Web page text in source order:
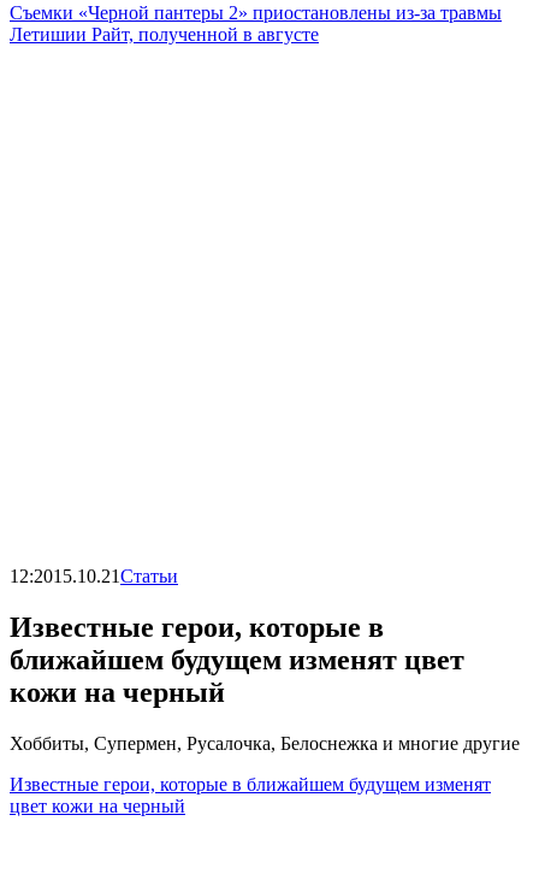
Съемки «Черной пантеры 2» приостановлены из-за травмы
Летишии Райт, полученной в августе
12:2015.10.21Статьи
Известные герои, которые в
ближайшем будущем изменят цвет
кожи на черный
Хоббиты, Супермен, Русалочка, Белоснежка и многие другие
Известные герои, которые в ближайшем будущем изменят
цвет кожи на черный